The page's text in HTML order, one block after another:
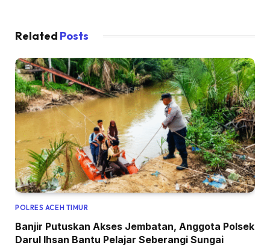
Related Posts
POLRES ACEH TIMUR
Banjir Putuskan Akses Jembatan, Anggota Polsek
Darul Ihsan Bantu Pelajar Seberangi Sungai